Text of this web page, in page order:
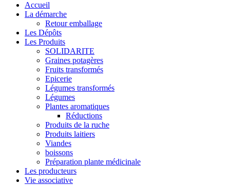
Accueil
La démarche
Retour emballage
Les Dépôts
Les Produits
SOLIDARITE
Graines potagères
Fruits transformés
Epicerie
Légumes transformés
Légumes
Plantes aromatiques
Réductions
Produits de la ruche
Produits laitiers
Viandes
boissons
Préparation plante médicinale
Les producteurs
Vie associative